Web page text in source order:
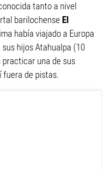
tanto a nivel
barilochense El
había viajado a Europa
hijos Atahualpa (10
una de sus
fuera de pistas.